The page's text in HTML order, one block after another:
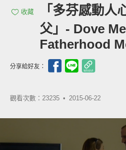
收藏
「多芬感動人
父」- Dove
Fatherhood
分享給好友：
觀看次數：23235 • 2015-06-22